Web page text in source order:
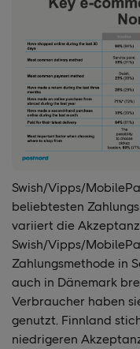
Swish/Vipps/
beliebtesten
variiert die
Swish/Vipps/
Zahlungsmethode in
auch in Dänemark
Verbraucher haben
genutzt. Finnland
niedrigeren